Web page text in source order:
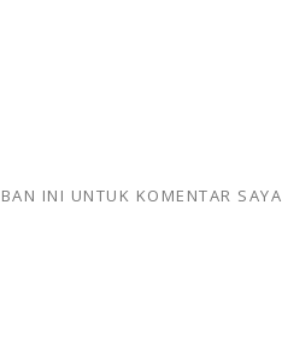
INI UNTUK KOMENTAR SAYA